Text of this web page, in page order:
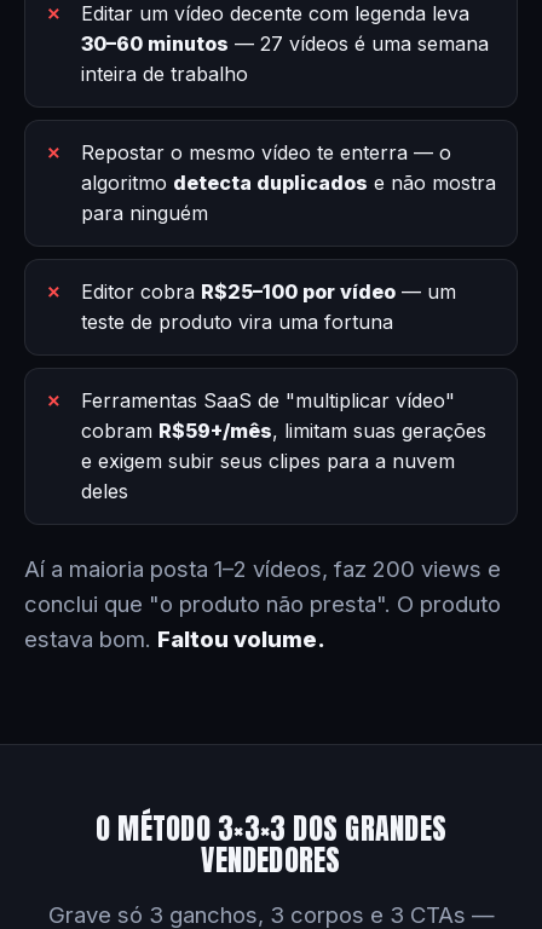
Editar um vídeo decente com legenda leva
30–60 minutos — 27 vídeos é uma semana
inteira de trabalho
Repostar o mesmo vídeo te enterra — o
algoritmo detecta duplicados e não mostra
para ninguém
Editor cobra R$25–100 por vídeo — um
teste de produto vira uma fortuna
Ferramentas SaaS de "multiplicar vídeo"
cobram R$59+/mês, limitam suas gerações
e exigem subir seus clipes para a nuvem
deles
Aí a maioria posta 1–2 vídeos, faz 200 views e
conclui que "o produto não presta". O produto
estava bom. Faltou volume.
O MÉTODO 3×3×3 DOS GRANDES
VENDEDORES
Grave só 3 ganchos, 3 corpos e 3 CTAs —